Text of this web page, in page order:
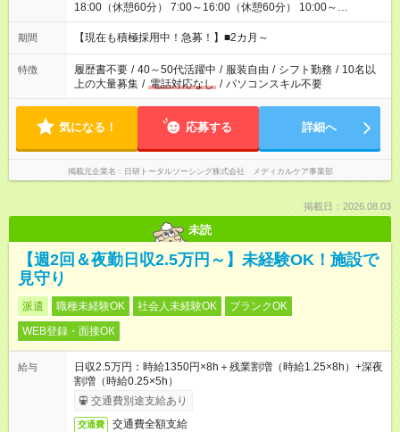
18:00（休憩60分） 7:00～16:00（休憩60分） 10:00～
19:00（休憩60分） ※Wワーク希望の方へ 今ご覧のお仕事で希
望する勤務時間と、もう1つのお仕事の勤務時間の合計が 週40
期間 【現在も積極採用中！急募！】■2カ月～
特徴 履歴書不要 / 40～50代活躍中 / 服装自由 / シフト勤務 / 10名以
上の大量募集 / 電話対応なし / パソコンスキル不要
気になる！ 応募する 詳細へ
掲載元企業名 日研トータルソーシング株式会社 メディカルケア事業部
掲載日：2026.08.03
未読
【週2回＆夜勤日収2.5万円～】未経験OK！施設で
見守り
派遣 職種未経験OK 社会人未経験OK
ブランクOK
WEB登録・面接OK
給与
日収2.5万円：時給1350円×8h＋残業割増（時給1.25×8h）+深夜
割増（時給0.25×5h）
交通費別途支給あり
交通費 交通費全額支給